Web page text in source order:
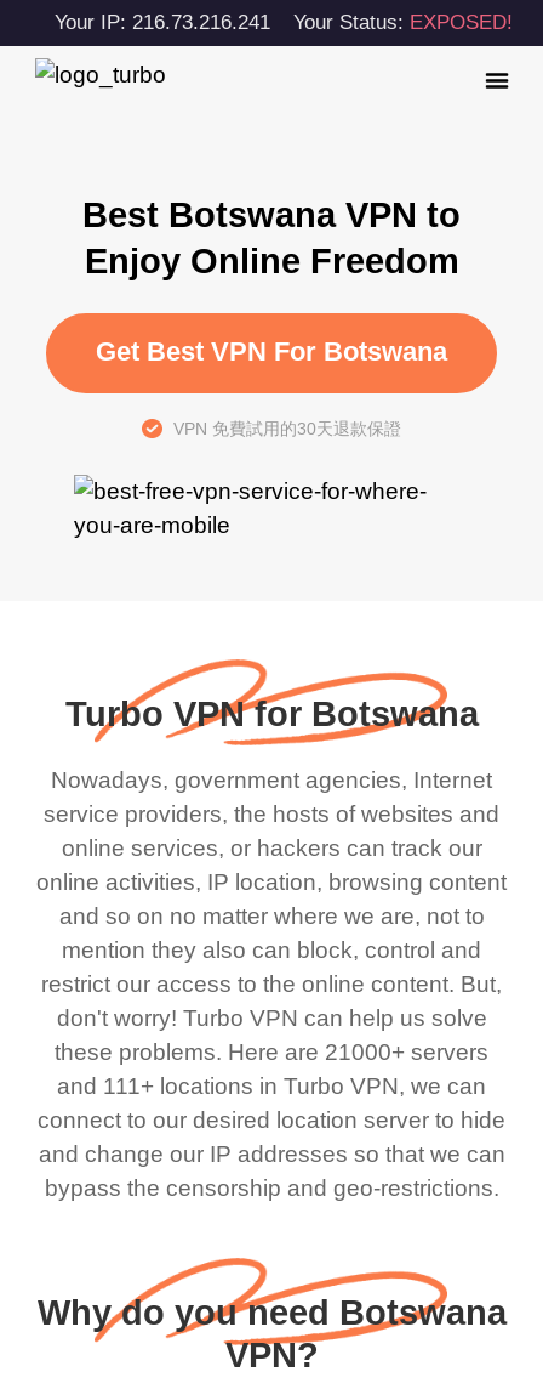
Your IP: 216.73.216.241 Your Status: EXPOSED!
Best Botswana VPN to
Enjoy Online Freedom
Get Best VPN For Botswana
VPN 免費試用的30天退款保證
Turbo VPN for Botswana
Nowadays, government agencies, Internet
service providers, the hosts of websites and
online services, or hackers can track our
online activities, IP location, browsing content
and so on no matter where we are, not to
mention they also can block, control and
restrict our access to the online content. But,
don't worry! Turbo VPN can help us solve
these problems. Here are 21000+ servers
and 111+ locations in Turbo VPN, we can
connect to our desired location server to hide
and change our IP addresses so that we can
bypass the censorship and geo-restrictions.
Why do you need Botswana
VPN?